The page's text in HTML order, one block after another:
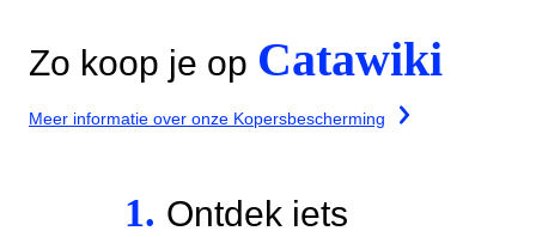
Zo koop je op Catawiki
Meer informatie over onze Kopersbescherming
1. Ontdek iets